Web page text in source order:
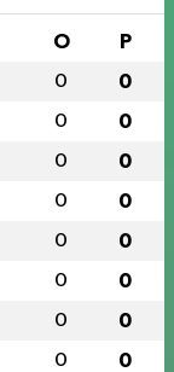
O P
0 0
0 0
0 0
0 0
0 0
0 0
0 0
0 0